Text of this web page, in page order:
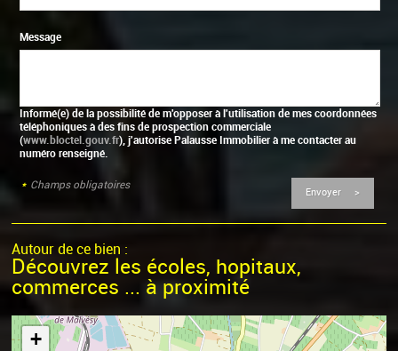
Message
Informé(e) de la possibilité de m'opposer à l'utilisation de mes coordonnées
téléphoniques à des fins de prospection commerciale
(www.bloctel.gouv.fr), j'autorise Palausse Immobilier à me contacter au
numéro renseigné.
* Champs obligatoires
Autour de ce bien :
Découvrez les écoles, hopitaux,
commerces ... à proximité
+